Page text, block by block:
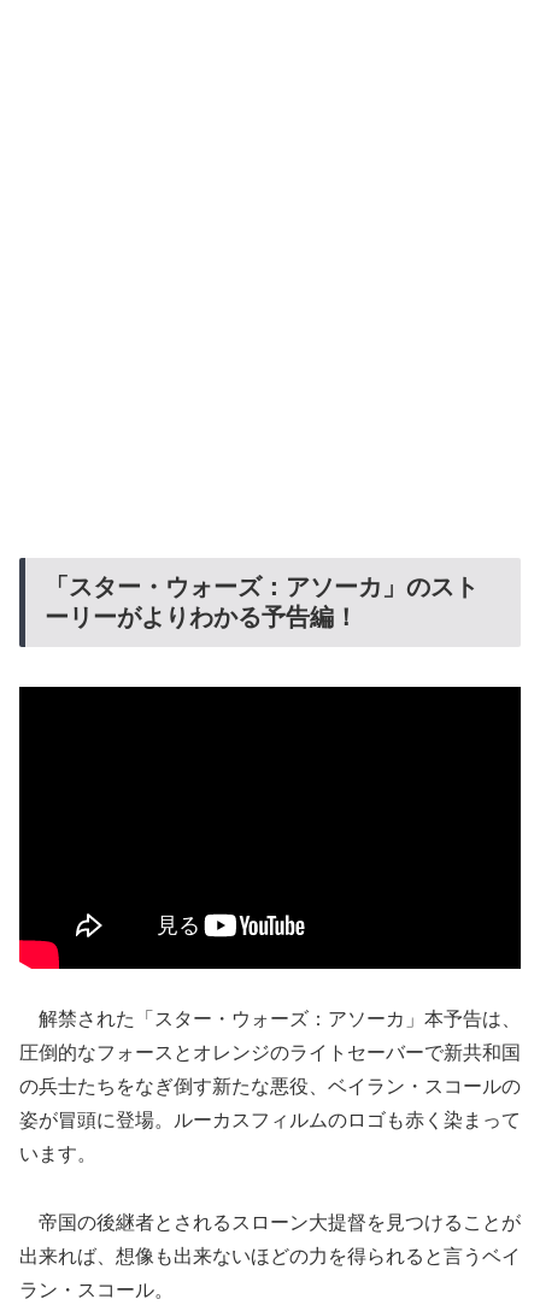
「スター・ウォーズ：アソーカ」のスト
ーリーがよりわかる予告編！
解禁された「スター・ウォーズ：アソーカ」本予告は、
圧倒的なフォースとオレンジのライトセーバーで新共和国
の兵士たちをなぎ倒す新たな悪役、ベイラン・スコールの
姿が冒頭に登場。ルーカスフィルムのロゴも赤く染まって
います。
帝国の後継者とされるスローン大提督を見つけることが
出来れば、想像も出来ないほどの力を得られると言うベイ
ラン・スコール。